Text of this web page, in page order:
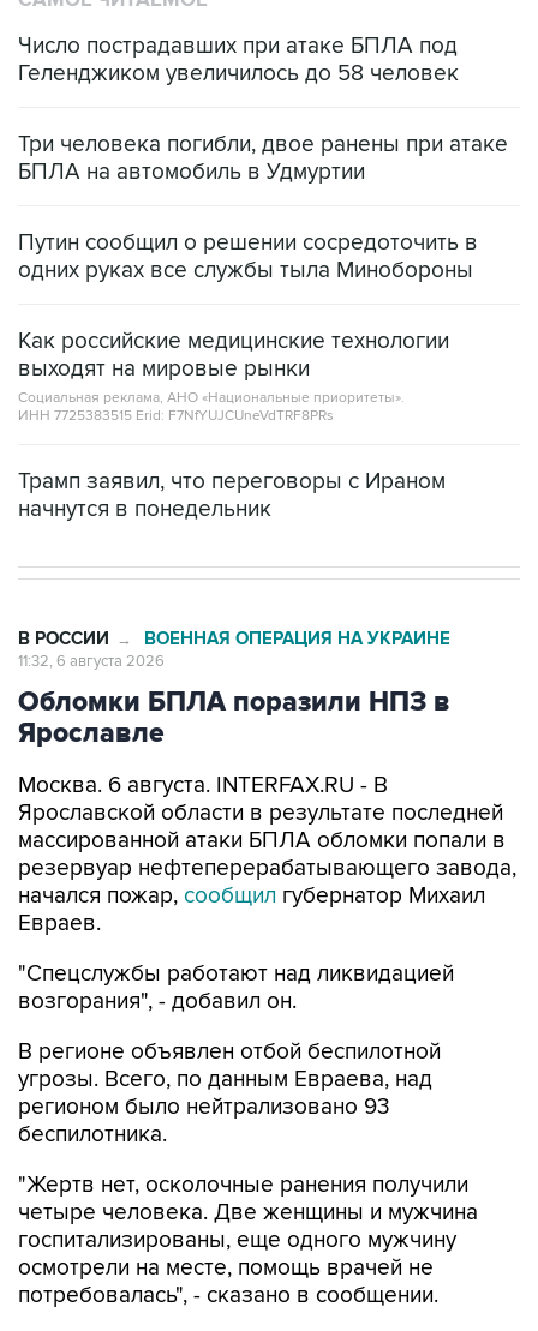
Число пострадавших при атаке БПЛА под
Геленджиком увеличилось до 58 человек
Три человека погибли, двое ранены при атаке
БПЛА на автомобиль в Удмуртии
Путин сообщил о решении сосредоточить в
одних руках все службы тыла Минобороны
Как российские медицинские технологии
выходят на мировые рынки
Социальная реклама, АНО «Национальные приоритеты».
ИНН 7725383515 Erid: F7NfYUJCUneVdTRF8PRs
Трамп заявил, что переговоры с Ираном
начнутся в понедельник
В РОССИИ → ВОЕННАЯ ОПЕРАЦИЯ НА УКРАИНЕ
11:32, 6 августа 2026
Обломки БПЛА поразили НПЗ в
Ярославле
Москва. 6 августа. INTERFAX.RU - В
Ярославской области в результате последней
массированной атаки БПЛА обломки попали в
резервуар нефтеперерабатывающего завода,
начался пожар, сообщил губернатор Михаил
Евраев.
"Спецслужбы работают над ликвидацией
возгорания", - добавил он.
В регионе объявлен отбой беспилотной
угрозы. Всего, по данным Евраева, над
регионом было нейтрализовано 93
беспилотника.
"Жертв нет, осколочные ранения получили
четыре человека. Две женщины и мужчина
госпитализированы, еще одного мужчину
осмотрели на месте, помощь врачей не
потребовалась", - сказано в сообщении.